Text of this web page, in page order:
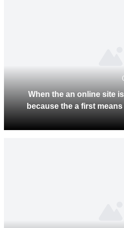
When the an online site
because the a first